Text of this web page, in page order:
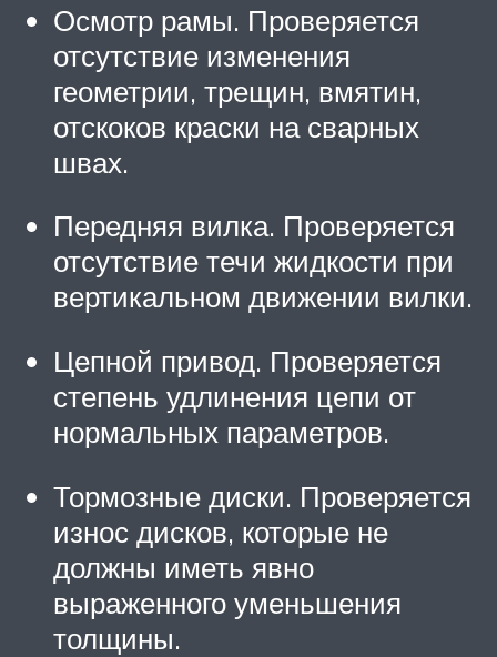
Осмотр рамы. Проверяется
отсутствие изменения
геометрии, трещин, вмятин,
отскоков краски на сварных
швах.
Передняя вилка. Проверяется
отсутствие течи жидкости при
вертикальном движении вилки.
Цепной привод. Проверяется
степень удлинения цепи от
нормальных параметров.
Тормозные диски. Проверяется
износ дисков, которые не
должны иметь явно
выраженного уменьшения
толщины.